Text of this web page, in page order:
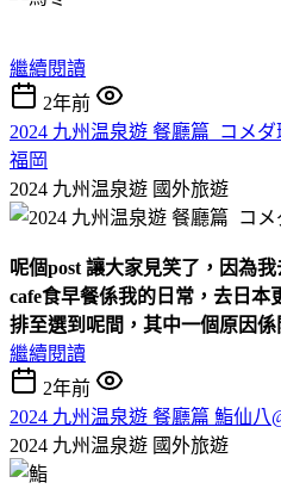
繼續閱讀
2年前
2024 九州温泉遊 餐廳篇 コメ
福岡
2024 九州温泉遊 國外旅遊
呢個post 讓大家見笑了，因為
cafe食早餐係我的日常，去日本
排至選到呢間，其中一個原因係
繼續閱讀
2年前
2024 九州温泉遊 餐廳篇 鮨仙八
2024 九州温泉遊 國外旅遊